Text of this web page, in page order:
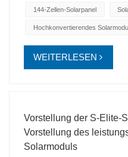
Leistungsbereich von 535 W
mit PERC-Technologie ist
W saubere Energie frei:Der
große Photovoltaikprojekte,
Energieeffizienz. PERC-
Effizienz:Dahinter steckt die
144-Zellen-Solarpanel
Hochkonvertierendes
WEITERLESEN
Vorstellung der S-Elite-
Vorstellung des
Solarmoduls